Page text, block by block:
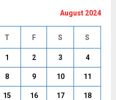
August 2024
T F S S
1 2 3 4
8 9 10 11
15 16 17 18